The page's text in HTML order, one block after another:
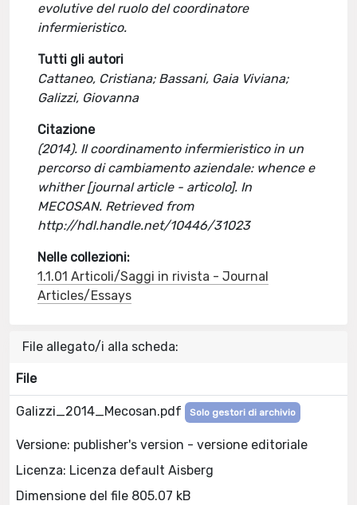
evolutive del ruolo del coordinatore
infermieristico.
Tutti gli autori
Cattaneo, Cristiana; Bassani, Gaia Viviana;
Galizzi, Giovanna
Citazione
(2014). Il coordinamento infermieristico in un
percorso di cambiamento aziendale: whence e
whither [journal article - articolo]. In
MECOSAN. Retrieved from
http://hdl.handle.net/10446/31023
Nelle collezioni:
1.1.01 Articoli/Saggi in rivista - Journal
Articles/Essays
File allegato/i alla scheda:
File
Galizzi_2014_Mecosan.pdf Solo gestori di archivio
Versione: publisher's version - versione editoriale
Licenza: Licenza default Aisberg
Dimensione del file 805.07 kB